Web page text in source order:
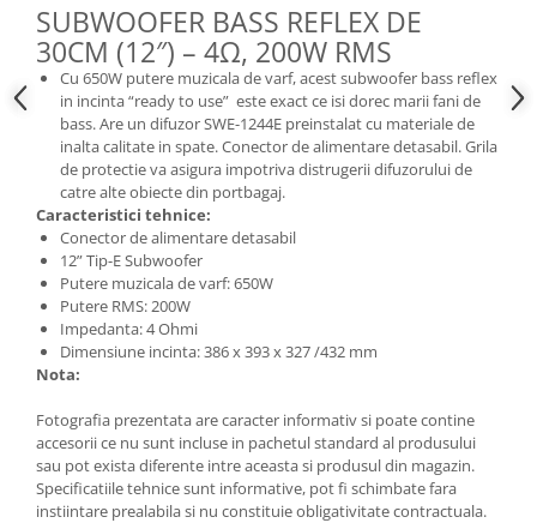
Amortizoare hayon
Accesorii auto
Incalzire scaune
Stergatoare auto
Paravanturi auto
Lumini ambientale
SUBWOOFER BASS REFLEX DE
30CM (12″) – 4Ω, 200W RMS
Cu 650W putere muzicala de varf, acest subwoofer bass reflex
in incinta “ready to use” este exact ce isi dorec marii fani de
bass. Are un difuzor SWE-1244E preinstalat cu materiale de
inalta calitate in spate. Conector de alimentare detasabil. Grila
de protectie va asigura impotriva distrugerii difuzorului de
catre alte obiecte din portbagaj.
Caracteristici tehnice:
Conector de alimentare detasabil
12” Tip-E Subwoofer
Putere muzicala de varf: 650W
Putere RMS: 200W
Impedanta: 4 Ohmi
Dimensiune incinta: 386 x 393 x 327 /432 mm
Nota:
Fotografia prezentata are caracter informativ si poate contine
accesorii ce nu sunt incluse in pachetul standard al produsului
sau pot exista diferente intre aceasta si produsul din magazin.
Specificatiile tehnice sunt informative, pot fi schimbate fara
instiintare prealabila si nu constituie obligativitate contractuala.